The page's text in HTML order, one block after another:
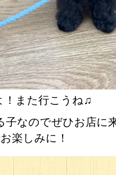
！また行こうね♫
子なのでぜひお店に
楽しみに！